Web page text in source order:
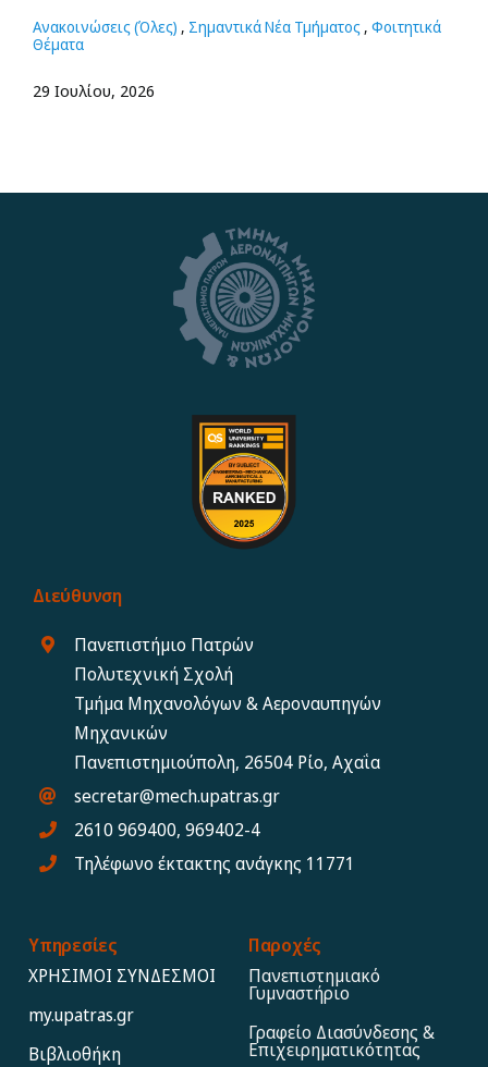
Ανακοινώσεις (Όλες) , Σημαντικά Νέα Τμήματος, Φοιτητικά
Θέματα
29 Ιουλίου, 2026
Διεύθυνση
Πανεπιστήμιο Πατρών
Πολυτεχνική Σχολή
Τμήμα Μηχανολόγων & Αεροναυπηγών
Μηχανικών
Πανεπιστημιούπολη, 26504 Ρίο, Αχαΐα
secretar@mech.upatras.gr
2610 969400, 969402-4
Τηλέφωνο έκτακτης ανάγκης 11771
Υπηρεσίες
ΧΡΗΣΙΜΟΙ ΣΥΝΔΕΣΜΟΙ
my.upatras.gr
Βιβλιοθήκη
Παροχές
Πανεπιστημιακό
Γυμναστήριο
Γραφείο Διασύνδεσης &
Επιχειρηματικότητας